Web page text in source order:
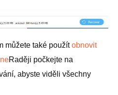
můžete také použítobnovit
Raději počkejte na
abyste viděli všechny